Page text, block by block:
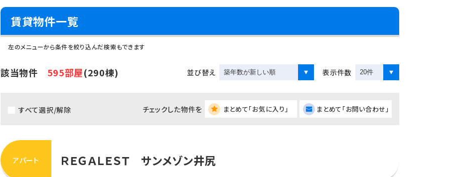
賃貸物件一覧
左のメニューから条件を絞り込んだ検索もできます
該当物件 595部屋(290棟) 並び替え 表示件数
すべて選択/解除 チェックした物件を まとめて「お気に入り」 まとめて「お問い合わせ」
アパート ＲＥＧＡＬＥＳＴ サンメゾン井尻